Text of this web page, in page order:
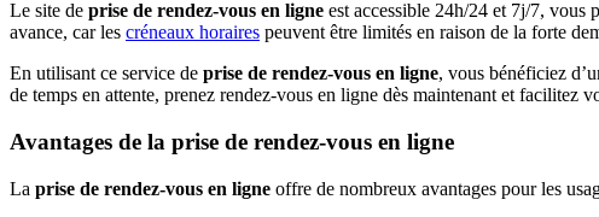
Le site de prise de rendez-vous en ligne est accessible 24h/24 et 7j/7, vous
avance, car les créneaux horaires peuvent être limités en raison de la forte
En utilisant ce service de prise de rendez-vous en ligne, vous bénéficiez
de temps en attente, prenez rendez-vous en ligne dès maintenant et facilitez
Avantages de la prise de rendez-vous en ligne
La prise de rendez-vous en ligne offre de nombreux avantages pour les